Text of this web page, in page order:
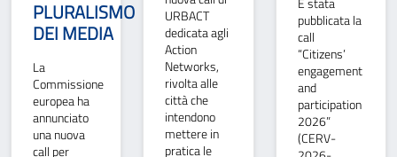
PLURALISMO
DEI MEDIA
La
Commissione
europea ha
annunciato
una nuova
call per
URBACT
dedicata agli
Action
Networks,
rivolta alle
città che
intendono
mettere in
pratica le
pubblicata la
call
“Citizens’
engagement
and
participation
2026”
(CERV-